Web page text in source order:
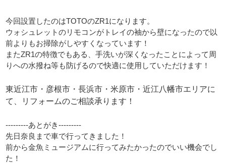
今回設置したのはTOTOのZR1になります。
ウォシュレットのリモコンがトレイの袖から壁になったので以
前よりもお掃除がしやすくなっています！
またZR1の特徴でもある、手洗いが深くなったことによって周
りへの水撥ね等も防げるので快適に使用していただけます！
東近江市・彦根市・長浜市・米原市・近江八幡市エリアに
て、リフォームのご相談承ります！
---------あとがき---------
先日奈良まで車で行ってきました！
前から金魚ミュージアムに行ってみたかったのでいい機会でし
た！